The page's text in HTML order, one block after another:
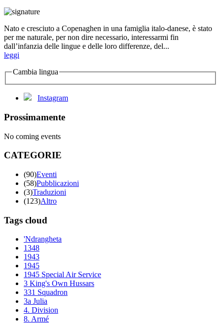
Nato e cresciuto a Copenaghen in una famiglia italo-danese, è stato
per me naturale, per non dire necessario, interessarmi fin
dall’infanzia delle lingue e delle loro differenze, del...
leggi
Cambia lingua
Instagram
Prossimamente
No coming events
CATEGORIE
(90)Eventi
(58)Pubblicazioni
(3)Traduzioni
(123)Altro
Tags cloud
'Ndrangheta
1348
1943
1945
1945 Special Air Service
3 King's Own Hussars
331 Squadron
3a Julia
4. Division
8. Armé